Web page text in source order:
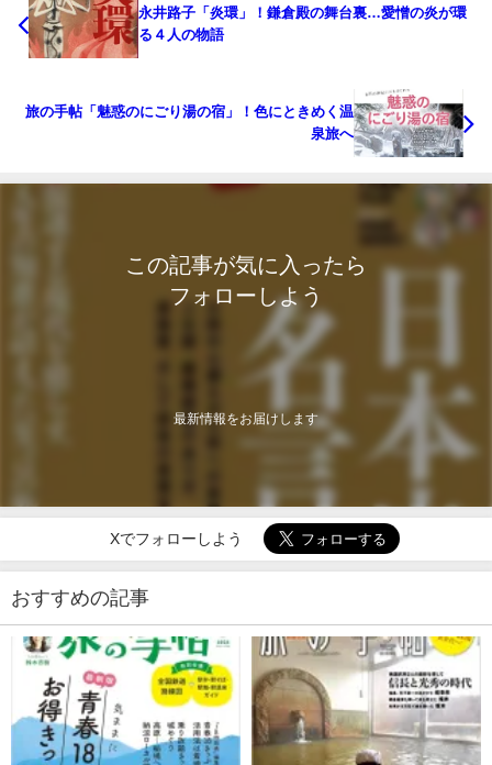
永井路子「炎環」！鎌倉殿の舞台裏…愛憎の炎が環
る４人の物語
旅の手帖「魅惑のにごり湯の宿」！色にときめく温
泉旅へ
この記事が気に入ったら
フォローしよう
最新情報をお届けします
Xでフォローしよう
おすすめの記事